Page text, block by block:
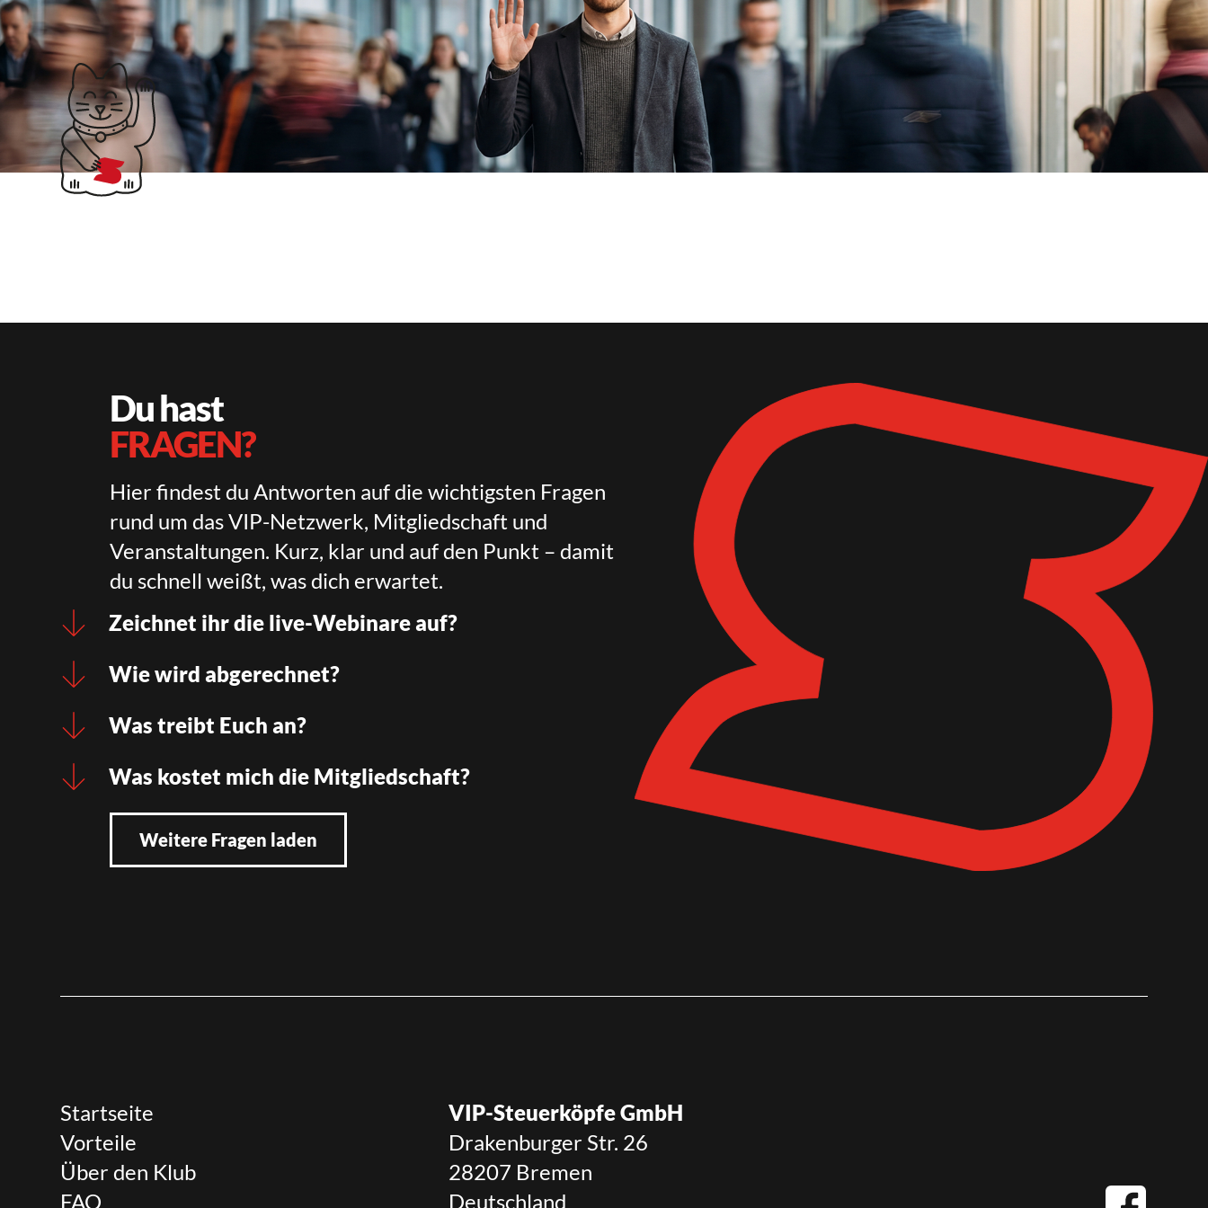
Suchergebnisse für: billbee.io
Du hast
FRAGEN?
Hier findest du Antworten auf die wichtigsten Fragen
rund um das VIP-Netzwerk, Mitgliedschaft und
Veranstaltungen. Kurz, klar und auf den Punkt – damit
du schnell weißt, was dich erwartet.
Zeichnet ihr die live-Webinare auf?
Wie wird abgerechnet?
Was treibt Euch an?
Was kostet mich die Mitgliedschaft?
Weitere Fragen laden
Startseite
Vorteile
Über den Klub
FAQ
VIP-Steuerköpfe GmbH
Drakenburger Str. 26
28207 Bremen
Deutschland